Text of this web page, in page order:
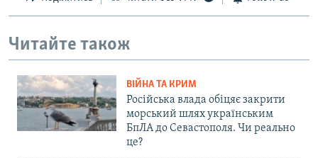
Читайте також
ВІЙНА ТА КРИМ
Російська влада обіцяє закрити
морський шлях українським
БпЛА до Севастополя. Чи реально
це?